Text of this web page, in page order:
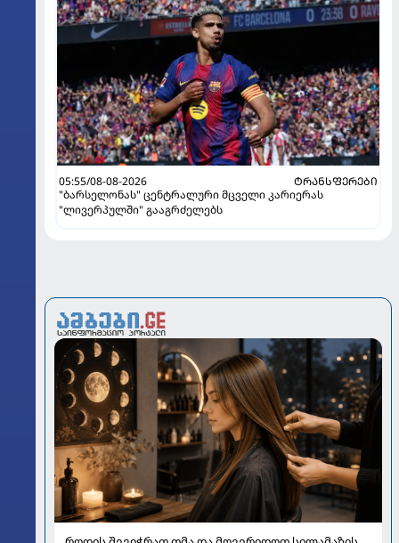
05:55/08-08-2026
ᲢᲠᲐᲜᲡᲤᲔᲠᲔᲑᲘ
"ბარსელონას" ცენტრალური მცველი კარიერას
"ლივერპულში" გააგრძელებს